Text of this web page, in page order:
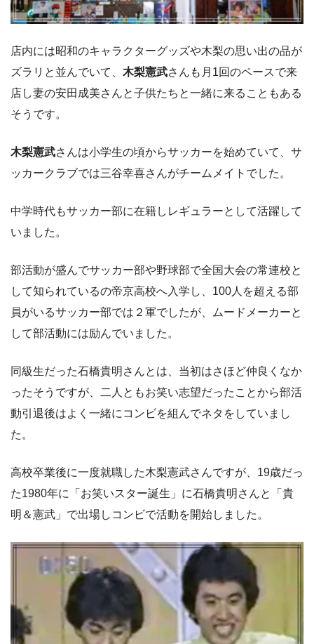
店内には昭和のキャラクターグッズや木梨の思い出の品が
ズラリと並んでいて、 木梨憲武さんも月1回のペースで来
店し妻の安田成美さんと子供たちと一緒に来ることもある
そうです。
木梨憲武さんは小学生の頃からサッカーを始めていて、サ
ッカークラブでは三谷幸喜さんがチームメイトでした。
中学時代もサッカー部に在籍しレギュラーとして活躍して
いました。
部活動が盛んでサッカー部や野球部で全国大会の常連校と
して知られているの帝京高校へ入学し、100人を超える部
員がいるサッカー部では２軍でしたが、ムードメーカーと
して部活動には励んでいました。
同級生だった石橋貴明さんとは、当初はさほど仲良くなか
ったそうですが、二人ともお笑い志望だったことから部活
動引退後はよく一緒にコンビを組んでネタをしていまし
た。
高校卒業後に一度就職した木梨憲武さんですが、19歳だっ
た1980年に「お笑いスター誕生」に石橋貴明さんと「貴
明＆憲武」で出場しコンビで活動を開始しました。